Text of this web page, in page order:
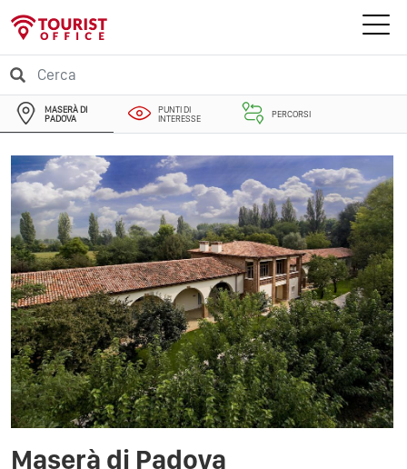
MASERÀ DI
PADOVA
PUNTI DI
INTERESSE
PERCORSI
Maserà di Padova